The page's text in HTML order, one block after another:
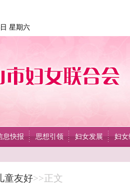
星期六
息快报 思想引领 妇女发展 妇女
童友好>>正文